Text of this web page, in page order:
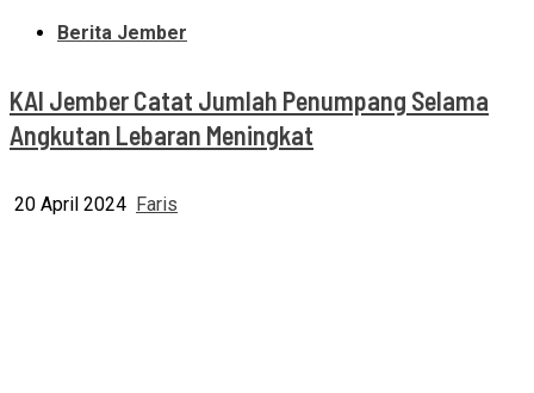
Berita Jember
KAI Jember Catat Jumlah Penumpang Selama
Angkutan Lebaran Meningkat
20 April 2024 Faris